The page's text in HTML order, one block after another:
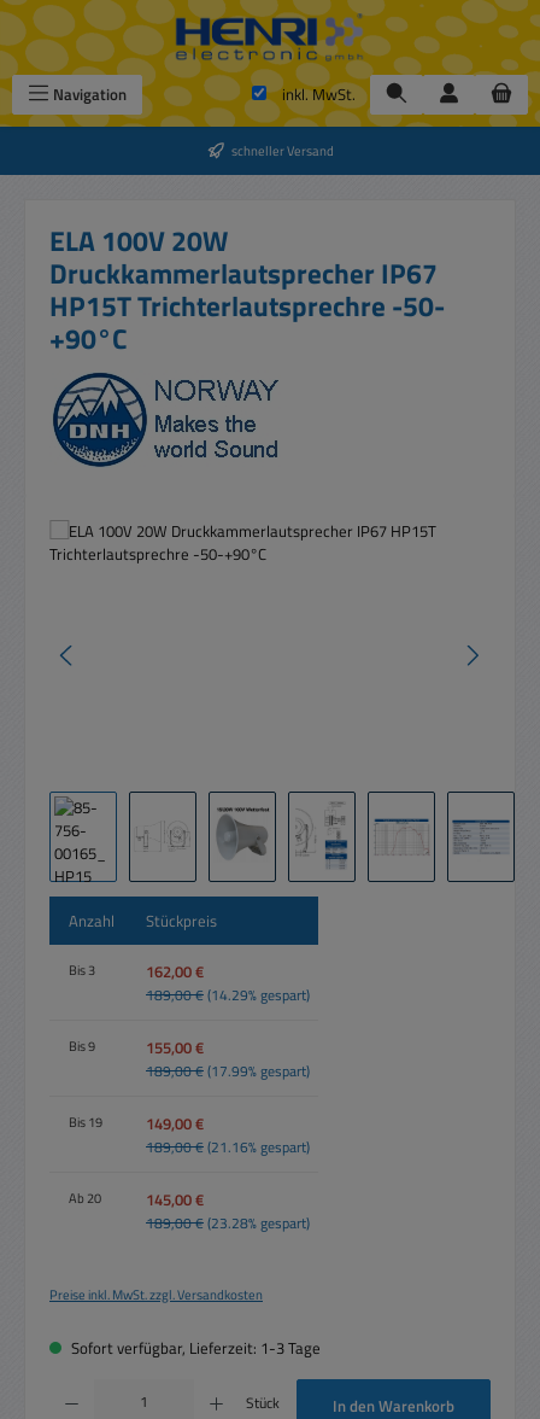
Zum Hauptinhalt springen
Navigation inkl. MwSt.
schneller Versand
ELA 100V 20W
Druckkammerlautsprecher IP67
HP15T Trichterlautsprechre -50-
+90°C
Bildergalerie überspringen
Anzahl Stückpreis
Bis3 162,00 €
189,00 €(14.29% gespart)
Bis9 155,00 €
189,00 €(17.99% gespart)
Bis19 149,00 €
189,00 €(21.16% gespart)
Ab 20 145,00 €
189,00 €(23.28% gespart)
Preise inkl. MwSt. zzgl. Versandkosten
Sofort verfügbar, Lieferzeit: 1-3 Tage
Produkt Anzahl: Gib den gewünschten Wert ein oder benutze die Schaltflächen um
Stück In den Warenkorb